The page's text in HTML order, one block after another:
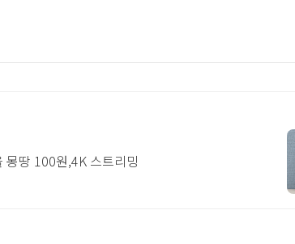
몽땅 100원,4K 스트리밍